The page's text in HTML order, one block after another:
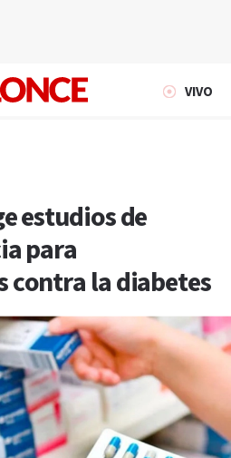
VIVO
estudios de
para
contra la diabetes